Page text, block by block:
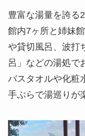
豊富な湯量を誇る
館内7ヶ所と姉妹
や貸切風呂、波打
呂」などの湯処で
バスタオルや化粧
手ぶらで湯巡りが